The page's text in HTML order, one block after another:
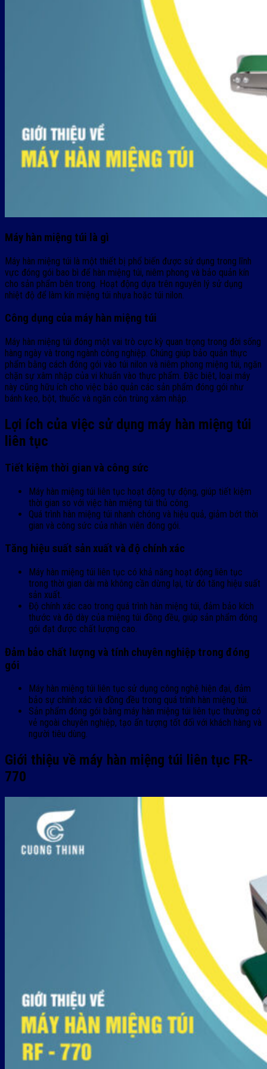
Máy hàn miệng túi là gì
Máy hàn miệng túi là một thiết bị phổ biến được sử dụng trong lĩnh
vực đóng gói bao bì để hàn miệng túi, niêm phong và bảo quản kín
cho sản phẩm bên trong. Hoạt động dựa trên nguyên lý sử dụng
nhiệt độ để làm kín miệng túi nhựa hoặc túi nilon.
Công dụng của máy hàn miệng túi
Máy hàn miệng túi đóng một vai trò cực kỳ quan trọng trong đời sống
hàng ngày và trong ngành công nghiệp. Chúng giúp bảo quản thực
phẩm bằng cách đóng gói vào túi nilon và niêm phong miệng túi, ngăn
chặn sự xâm nhập của vi khuẩn vào thực phẩm. Đặc biệt, loại máy
này cũng hữu ích cho việc bảo quản các sản phẩm đóng gói như
bánh kẹo, bột, thuốc và ngăn côn trùng xâm nhập.
Lợi ích của việc sử dụng máy hàn miệng túi
liên tục
Tiết kiệm thời gian và công sức
Máy hàn miệng túi liên tục hoạt động tự động, giúp tiết kiệm
thời gian so với việc hàn miệng túi thủ công.
Quá trình hàn miệng túi nhanh chóng và hiệu quả, giảm bớt thời
gian và công sức của nhân viên đóng gói.
Tăng hiệu suất sản xuất và độ chính xác
Máy hàn miệng túi liên tục có khả năng hoạt động liên tục
trong thời gian dài mà không cần dừng lại, từ đó tăng hiệu suất
sản xuất.
Độ chính xác cao trong quá trình hàn miệng túi, đảm bảo kích
thước và độ dày của miệng túi đồng đều, giúp sản phẩm đóng
gói đạt được chất lượng cao.
Đảm bảo chất lượng và tính chuyên nghiệp trong đóng
gói
Máy hàn miệng túi liên tục sử dụng công nghệ hiện đại, đảm
bảo sự chính xác và đồng đều trong quá trình hàn miệng túi.
Sản phẩm đóng gói bằng máy hàn miệng túi liên tục thường có
vẻ ngoài chuyên nghiệp, tạo ấn tượng tốt đối với khách hàng và
người tiêu dùng.
Giới thiệu về máy hàn miệng túi liên tục FR-
770